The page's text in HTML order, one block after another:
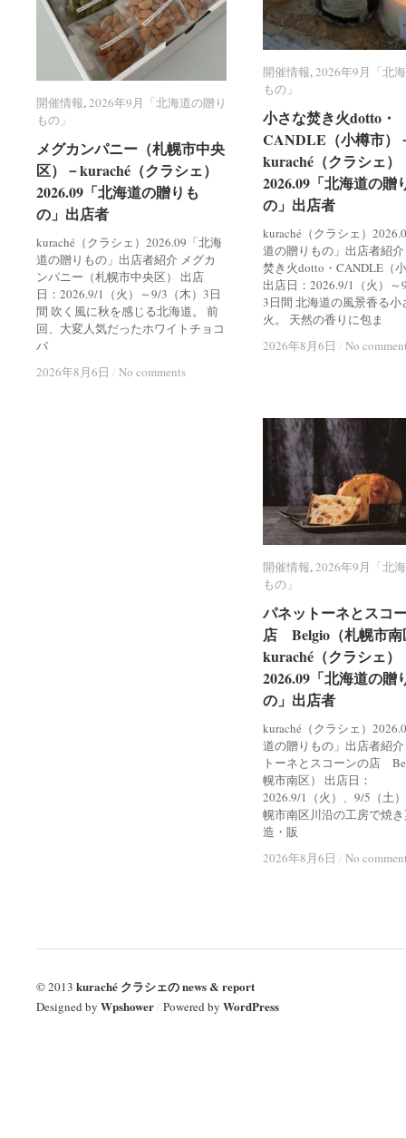
開催情報,2026年9月「北
もの」
小さな焚き火dotto・
CANDLE（小樽市）
kuraché（クラシェ）
2026.09「北海道の贈
の」出店者
kuraché（クラシェ）
道の贈りもの」出店者紹
焚き火dotto・CANDLE（
出店日：2026.9/1（火）～
3日間 北海道の風景香る小
火。 天然の香りに包ま
2026年8月6日 / No
開催情報 2026年9月「北
もの」
小さな焚き火dotto・
CANDLE（小樽市）
kuraché（クラシェ）
2026.09「北海道の贈
の」出店者
2026年8月6日 / No
開催情報,2026年9月「北海道の贈り
もの」
メグカンパニー（札幌市中央
区）－kuraché（クラシェ）
2026.09「北海道の贈りも
の」出店者
kuraché（クラシェ）2026.09「北海
道の贈りもの」出店者紹介 メグカ
ンパニー（札幌市中央区） 出店
日：2026.9/1（火）～9/3（木）3日
間 吹く風に秋を感じる北海道。 前
回、大変人気だったホワイトチョコ
バ
2026年8月6日 / No comments
開催情報 2026年9月「北海道の贈り
もの」
メグカンパニー（札幌市中央
区）－kuraché（クラシェ）
2026.09「北海道の贈りも
の」出店者
2026年8月6日 / No comments
開催情報,2026年9月「北
もの」
パネットーネとスコ
店 Belgio（札幌市南
kuraché（クラシェ）
2026.09「北海道の贈
の」出店者
kuraché（クラシェ）
道の贈りもの」出店者紹
トーネとスコーンの店
幌市南区） 出店日：
2026.9/1（火）、9/5（土
幌市南区川沿の工房で焼
造・販
2026年8月6日 / No
開催情報 2026年9月「北
もの」
パネットーネとスコ
店 Belgio（札幌市南
kuraché（クラシェ）
2026.09「北海道の贈
の」出店者
2026年8月6日 / No
© 2013 kuraché クラシェの news & report
Designed by Wpshower/ Powered by WordPress